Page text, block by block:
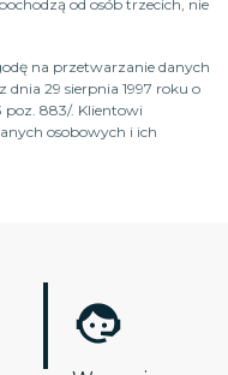
od osób trzecich, nie
na przetwarzanie danych
29 sierpnia 1997 roku o
poz. 883/. Klientowi
osobowych i ich